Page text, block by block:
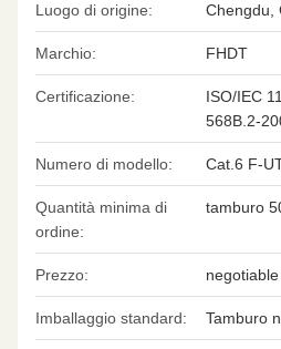
Luogo di origine: Chengdu,
Marchio: FHDT
Certificazione:
ISO/IEC
568B.2-
Numero di modello: Cat.6 F-
Quantità minima di
ordine:
tamburo
Prezzo: negotiable
Imballaggio standard: Tamburo